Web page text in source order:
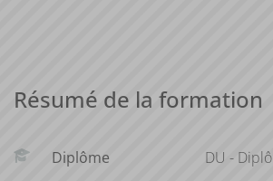
Approfondir des connaissances
Compétences visées :
Résumé de la formation
Diplôme DU -